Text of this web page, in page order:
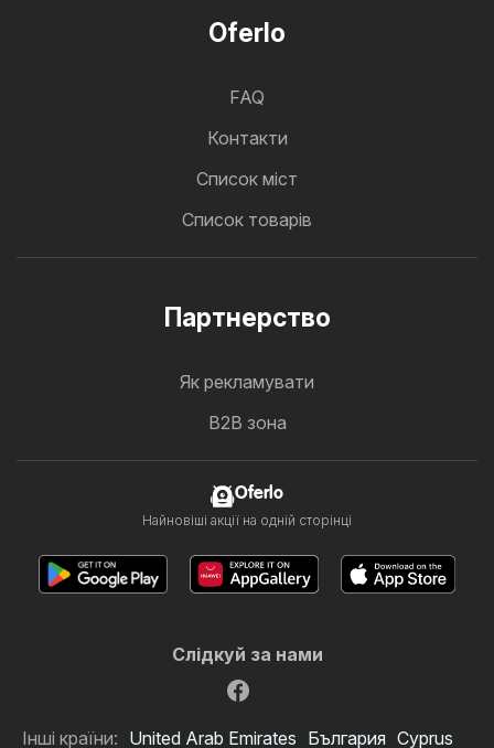
Oferlo
FAQ
Контакти
Cписок міст
Список товарів
Партнерство
Як рекламувати
B2B зона
Oferlo
Найновіші акції на одній сторінці
Слідкуй за нами
Інші країни: United Arab Emirates България Cyprus